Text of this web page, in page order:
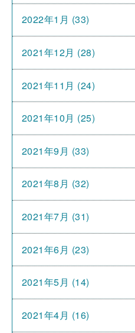
2022年1月 (33)
2021年12月 (28)
2021年11月 (24)
2021年10月 (25)
2021年9月 (33)
2021年8月 (32)
2021年7月 (31)
2021年6月 (23)
2021年5月 (14)
2021年4月 (16)